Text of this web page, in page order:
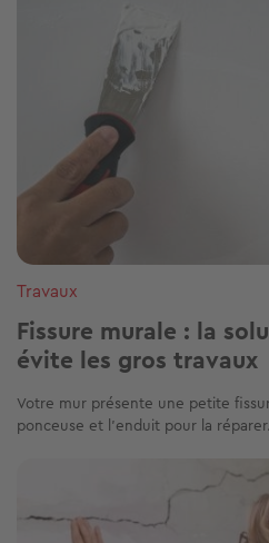
Travaux
Fissure murale : la
évite les gros travaux
Votre mur présente une petite
ponceuse et l’enduit pour la